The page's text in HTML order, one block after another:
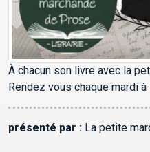
À chacun son livre avec la
Rendez vous chaque mardi
présenté par : La petite